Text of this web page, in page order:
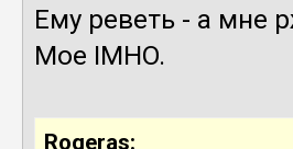
Ему реветь - а мне
Мое IMHO.
Rogeras: